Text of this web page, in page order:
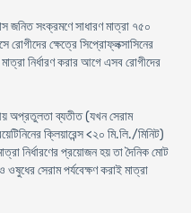
জনিত সংক্রমণে সাধারণ মাত্রা ৭৫০
রোগীদের ক্ষেত্রে সিপ্রোফ্লক্সাসিনের
নির্ধারণ করার আগে এসব রোগীদের
অপ্রতুলতা ব্যতীত (যখন সেরাম
ক্লিয়ারেন্স <২০ মি.লি./মিনিট)
নির্ধারণের প্রয়োজন হয় তা দৈনিক মোট
সেরাম পর্যবেক্ষণ করাই মাত্রা